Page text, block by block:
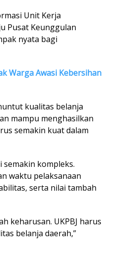
Unit Kerja
Pusat Keunggulan
nyata bagi
Warga Awasi Kebersihan
kualitas belanja
mampu menghasilkan
semakin kuat dalam
kompleks.
waktu pelaksanaan
serta nilai tambah
keharusan. UKPBJ harus
belanja daerah,”